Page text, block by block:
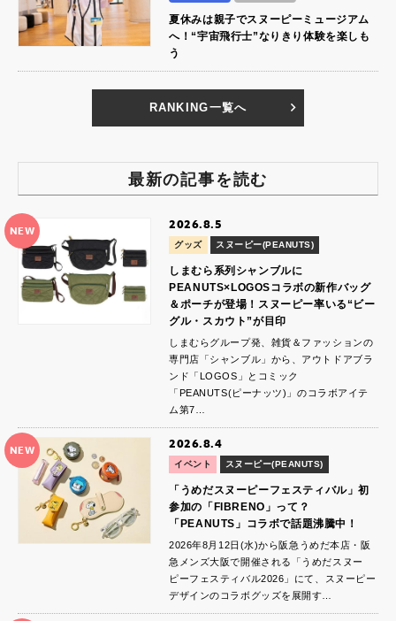
夏休みは親子でスヌーピーミュージアム
へ！“宇宙飛行士”なりきり体験を楽しも
う
RANKING一覧へ
最新の記事を読む
NEW 2026.8.5
グッズ スヌーピー(PEANUTS)
しまむら系列シャンブルに
PEANUTS×LOGOSコラボの新作バッグ
＆ポーチが登場！スヌーピー率いる“ビー
グル・スカウト”が目印
しまむらグループ発、雑貨＆ファッションの
専門店「シャンブル」から、アウトドアブラ
ンド「LOGOS」とコミック
「PEANUTS(ピーナッツ)」のコラボアイテ
ム第7…
NEW 2026.8.4
イベント スヌーピー(PEANUTS)
「うめだスヌーピーフェスティバル」初
参加の「FIBRENO」って？
「PEANUTS」コラボで話題沸騰中！
2026年8月12日(水)から阪急うめだ本店・阪
急メンズ大阪で開催される「うめだスヌー
ピーフェスティバル2026」にて、スヌーピー
デザインのコラボグッズを展開す…